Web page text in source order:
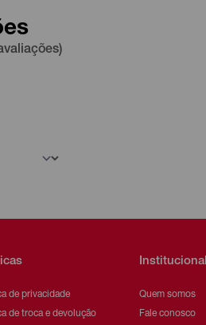
de privacidade
de troca e devolução
Institucional
Quem somos
Fale conosco